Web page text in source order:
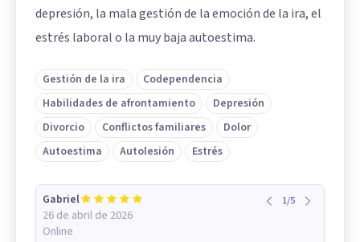
depresión, la mala gestión de la emoción de la ira, el
estrés laboral o la muy baja autoestima.
Gestión de la ira
Codependencia
Habilidades de afrontamiento
Depresión
Divorcio
Conflictos familiares
Dolor
Autoestima
Autolesión Estrés
Gabriel
26 de abril de 2026
Online
1/5